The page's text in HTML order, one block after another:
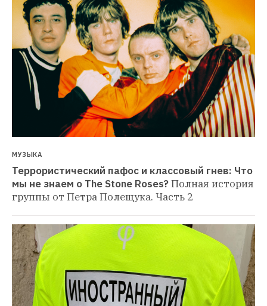
МУЗЫКА
Террористический пафос и классовый гнев: Что
мы не знаем о The Stone Roses?Полная история
группы от Петра Полещука. Часть 2